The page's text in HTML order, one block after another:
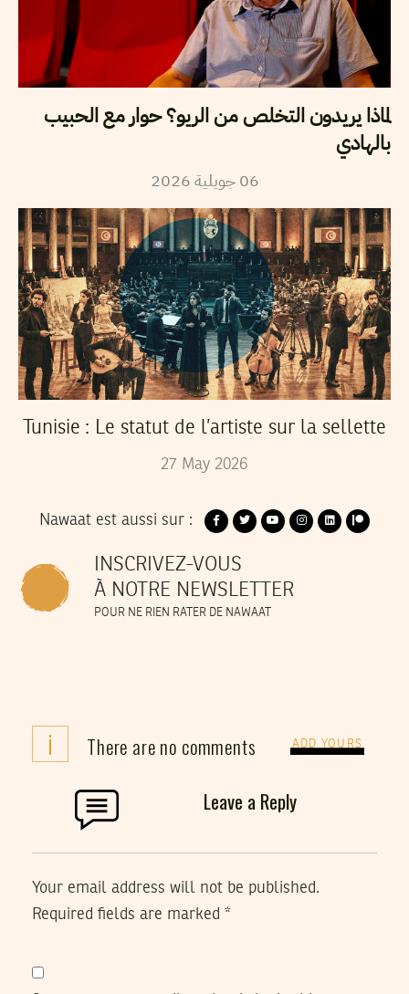
لماذا يريدون التخلص من الريو؟ حوار مع الحبيب
بالهادي
06 جويلية2026
Tunisie : Le statut de l’artiste sur la sellette
27 May 2026
Nawaat est aussi sur :
INSCRIVEZ-VOUS
À NOTRE NEWSLETTER
POUR NE RIEN RATER DE NAWAAT
i There are no comments ADD YOURS
Leave a Reply
Your email address will not be published.
Required fields are marked *